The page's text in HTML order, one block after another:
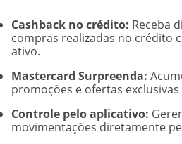
Cashback no crédito: Receba
compras realizadas no crédito
ativo.
Mastercard Surpreenda:
promoções e ofertas
Controle pelo aplicativo:
movimentações diretamente